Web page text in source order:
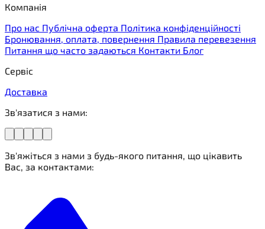
Компанія
Про нас Публічна оферта Політика конфіденційності
Бронювання, оплата, повернення Правила перевезення
Питання що часто задаються Контакти Блог
Сервіс
Доставка
Зв'язатися з нами:
Зв'яжіться з нами з будь-якого питання, що цікавить
Вас, за контактами: